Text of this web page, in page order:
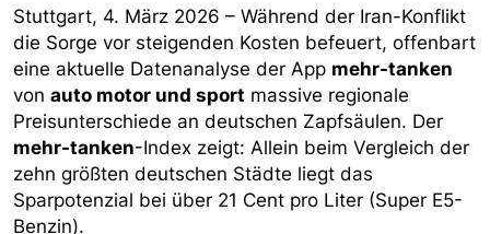
Stuttgart, 4. März 2026 – Während der Iran-Konflikt
die Sorge vor steigenden Kosten befeuert, offenbart
eine aktuelle Datenanalyse der App mehr-tanken
von auto motor und sport massive regionale
Preisunterschiede an deutschen Zapfsäulen. Der
mehr-tanken-Index zeigt: Allein beim Vergleich der
zehn größten deutschen Städte liegt das
Sparpotenzial bei über 21 Cent pro Liter (Super E5-
Benzin).